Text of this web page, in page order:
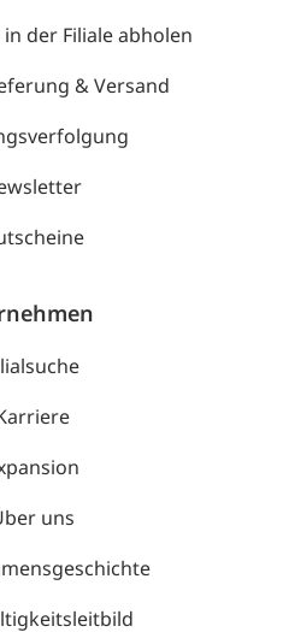
der Filiale abholen
& Versand
uns